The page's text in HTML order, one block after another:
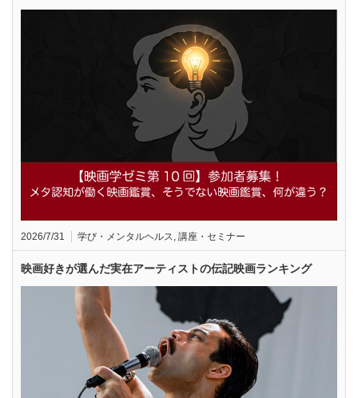
2026/7/31 学び・メンタルヘルス, 講座・セミナー
映画好きが選んだ実在アーティストの伝記映画ランキング